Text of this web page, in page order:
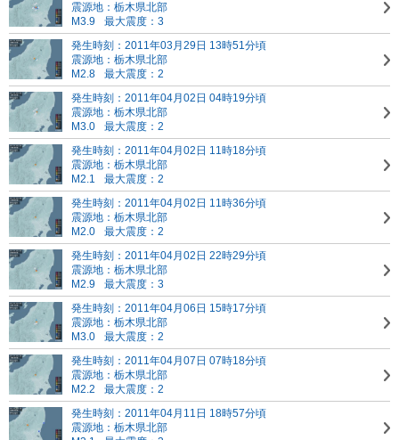
震源地：栃木県北部
M3.9
最大震度：3
発生時刻：2011年03月29日 13時51分頃
震源地：栃木県北部
M2.8
最大震度：2
発生時刻：2011年04月02日 04時19分頃
震源地：栃木県北部
M3.0
最大震度：2
発生時刻：2011年04月02日 11時18分頃
震源地：栃木県北部
M2.1
最大震度：2
発生時刻：2011年04月02日 11時36分頃
震源地：栃木県北部
M2.0
最大震度：2
発生時刻：2011年04月02日 22時29分頃
震源地：栃木県北部
M2.9
最大震度：3
発生時刻：2011年04月06日 15時17分頃
震源地：栃木県北部
M3.0
最大震度：2
発生時刻：2011年04月07日 07時18分頃
震源地：栃木県北部
M2.2
最大震度：2
発生時刻：2011年04月11日 18時57分頃
震源地：栃木県北部